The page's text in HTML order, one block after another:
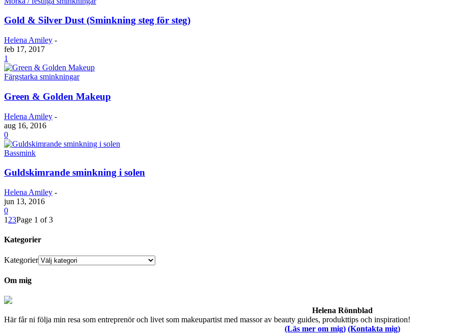
Gold & Silver Dust (Sminkning steg för steg)
Helena Amiley -
feb 17, 2017
1
Färgstarka sminkningar
Green & Golden Makeup
Helena Amiley -
aug 16, 2016
0
Bassmink
Guldskimrande sminkning i solen
Helena Amiley -
jun 13, 2016
0
1 23Page 1 of 3
Kategorier
Kategorier
Om mig
Helena Rönnblad
Här får ni följa min resa som entreprenör och livet som makeupartist med massor av beauty guides, produkttips och inspiration!
(Läs mer om mig) (Kontakta mig)